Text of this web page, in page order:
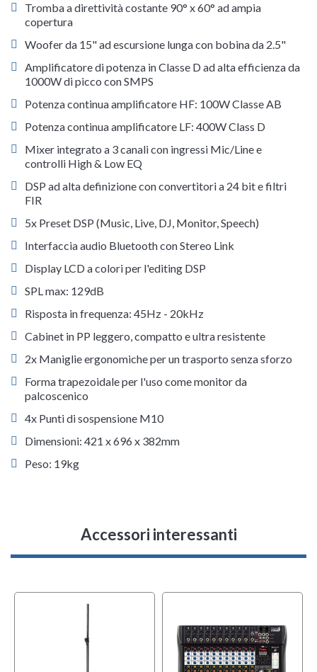
Tromba a direttività costante 90° x 60° ad ampia
copertura
Woofer da 15" ad escursione lunga con bobina da 2.5"
Amplificatore di potenza in Classe D ad alta efficienza da
1000W di picco con SMPS
Potenza continua amplificatore HF: 100W Classe AB
Potenza continua amplificatore LF: 400W Class D
Mixer integrato a 3 canali con ingressi Mic/Line e
controlli High & Low EQ
DSP ad alta definizione con convertitori a 24 bit e filtri
FIR
5x Preset DSP (Music, Live, DJ, Monitor, Speech)
Interfaccia audio Bluetooth con Stereo Link
Display LCD a colori per l'editing DSP
SPL max: 129dB
Risposta in frequenza: 45Hz - 20kHz
Cabinet in PP leggero, compatto e ultra resistente
2x Maniglie ergonomiche per un trasporto senza sforzo
Forma trapezoidale per l'uso come monitor da
palcoscenico
4x Punti di sospensione M10
Dimensioni: 421 x 696 x 382mm
Peso: 19kg
Accessori interessanti